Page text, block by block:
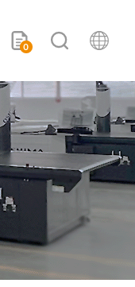
0